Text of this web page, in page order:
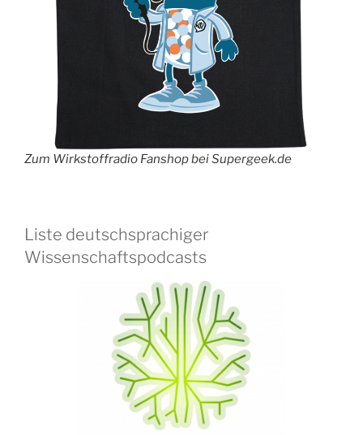
Zum Wirkstoffradio Fanshop bei Supergeek.de
Liste deutschsprachiger
Wissenschaftspodcasts